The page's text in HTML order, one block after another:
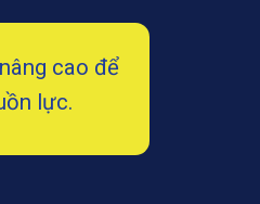
cao để
lực.